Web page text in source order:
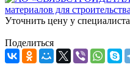
Уточнить цену у специалиста
Поделиться